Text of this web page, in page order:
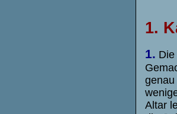
1.
1.
Altar